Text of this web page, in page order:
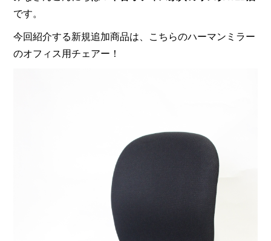
です。
今回紹介する新規追加商品は、こちらのハーマンミラー
のオフィス用チェアー！